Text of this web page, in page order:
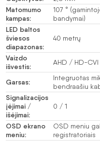
Matomumo
kampas:
107 °
bandymai)
LED baltos
šviesos
diapazonas:
40 metrų
Vaizdo
išvestis:
AHD / HD-
Garsas:
Integruotas
bendraašiu
Signalizacijos
įėjimai /
išėjimai:
0 / 1
OSD ekrano
meniu:
OSD meniu
registratoriais